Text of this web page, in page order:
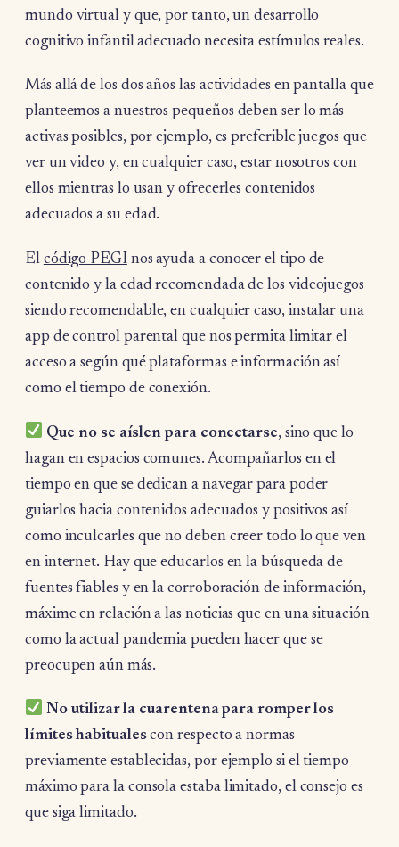
mundo virtual y que, por tanto, un desarrollo
cognitivo infantil adecuado necesita estímulos reales.
Más allá de los dos años las actividades en pantalla que
planteemos a nuestros pequeños deben ser lo más
activas posibles, por ejemplo, es preferible juegos que
ver un video y, en cualquier caso, estar nosotros con
ellos mientras lo usan y ofrecerles contenidos
adecuados a su edad.
El código PEGInos ayuda a conocer el tipo de
contenido y la edad recomendada de los videojuegos
siendo recomendable, en cualquier caso, instalar una
app de control parental que nos permita limitar el
acceso a según qué plataformas e información así
como el tiempo de conexión.
Que no se aíslen para conectarse, sino que lo
hagan en espacios comunes. Acompañarlos en el
tiempo en que se dedican a navegar para poder
guiarlos hacia contenidos adecuados y positivos así
como inculcarles que no deben creer todo lo que ven
en internet. Hay que educarlos en la búsqueda de
fuentes fiables y en la corroboración de información,
máxime en relación a las noticias que en una situación
como la actual pandemia pueden hacer que se
preocupen aún más.
No utilizar la cuarentena para romper los
límites habitualescon respecto a normas
previamente establecidas, por ejemplo si el tiempo
máximo para la consola estaba limitado, el consejo es
que siga limitado.